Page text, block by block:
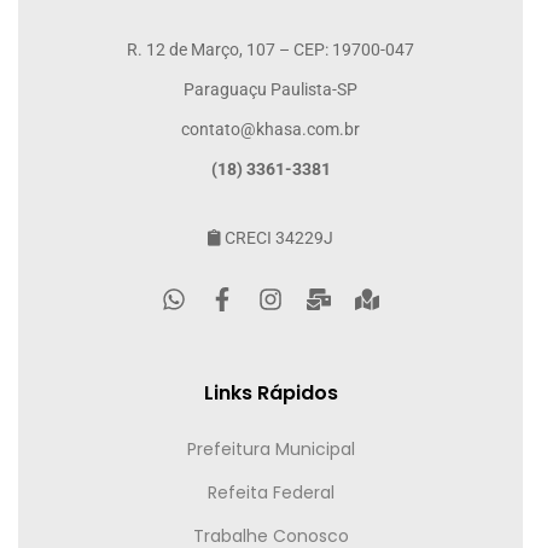
R. 12 de Março, 107 – CEP: 19700-047
Paraguaçu Paulista-SP
contato@khasa.com.br
(18) 3361-3381
CRECI 34229J
Links Rápidos
Prefeitura Municipal
Refeita Federal
Trabalhe Conosco